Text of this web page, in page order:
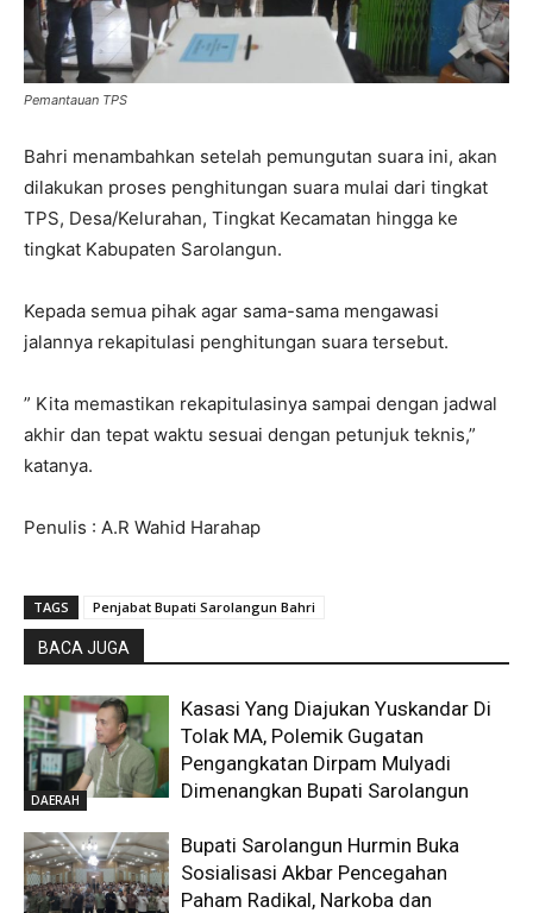
Pemantauan TPS
Bahri menambahkan setelah pemungutan suara ini, akan
dilakukan proses penghitungan suara mulai dari tingkat
TPS, Desa/Kelurahan, Tingkat Kecamatan hingga ke
tingkat Kabupaten Sarolangun.
Kepada semua pihak agar sama-sama mengawasi
jalannya rekapitulasi penghitungan suara tersebut.
” Kita memastikan rekapitulasinya sampai dengan jadwal
akhir dan tepat waktu sesuai dengan petunjuk teknis,”
katanya.
Penulis : A.R Wahid Harahap
TAGS Penjabat Bupati Sarolangun Bahri
BACA JUGA
DAERAH
Kasasi Yang Diajukan Yuskandar Di
Tolak MA, Polemik Gugatan
Pengangkatan Dirpam Mulyadi
Dimenangkan Bupati Sarolangun
Bupati Sarolangun Hurmin Buka
Sosialisasi Akbar Pencegahan
Paham Radikal, Narkoba dan